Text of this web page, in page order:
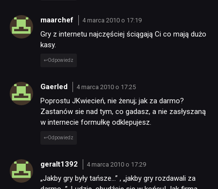
NEWSY
maarchef 4 marca 2010 o 17:19
Gry z internetu najczęściej ściągają Ci co mają dużo
kasy.
Odpowiedz
Gaerled 4 marca 2010 o 17:25
Poprostu JKwiecień, nie żenuj; jak za darmo?
Zastanów sie nad tym, co gadasz, a nie zasłyszaną
w internecie formułkę odklepujesz.
Odpowiedz
geralt1392 4 marca 2010 o 17:29
„Jakby gry były tańsze…” , „jakby gry rozdawali za